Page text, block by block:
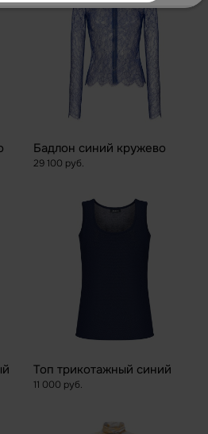
Бадлон синий кружево
29 100 руб.
Топ трикотажный синий
11 000 руб.